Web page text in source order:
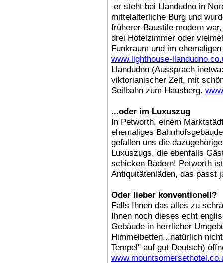
er steht bei Llandudno in
mittelalterliche Burg und
früherer Baustile modern
drei Hotelzimmer oder
Funkraum und im
www.lighthouse-
Llandudno (Aussprach
viktorianischer Zeit, mit
Seilbahn zum Hausberg.
...oder im Luxuszug
In Petworth, einem
ehemaliges
gefallen uns die
Luxuszugs, die ebenfalls
schicken Bädern! Petworth
Antiquitätenläden, das passt
Oder lieber konventionell?
Falls Ihnen das alles zu
Ihnen noch dieses echt
Gebäude in herrlicher
Himmelbetten...natürlich
Tempel" auf gut Deutsch)